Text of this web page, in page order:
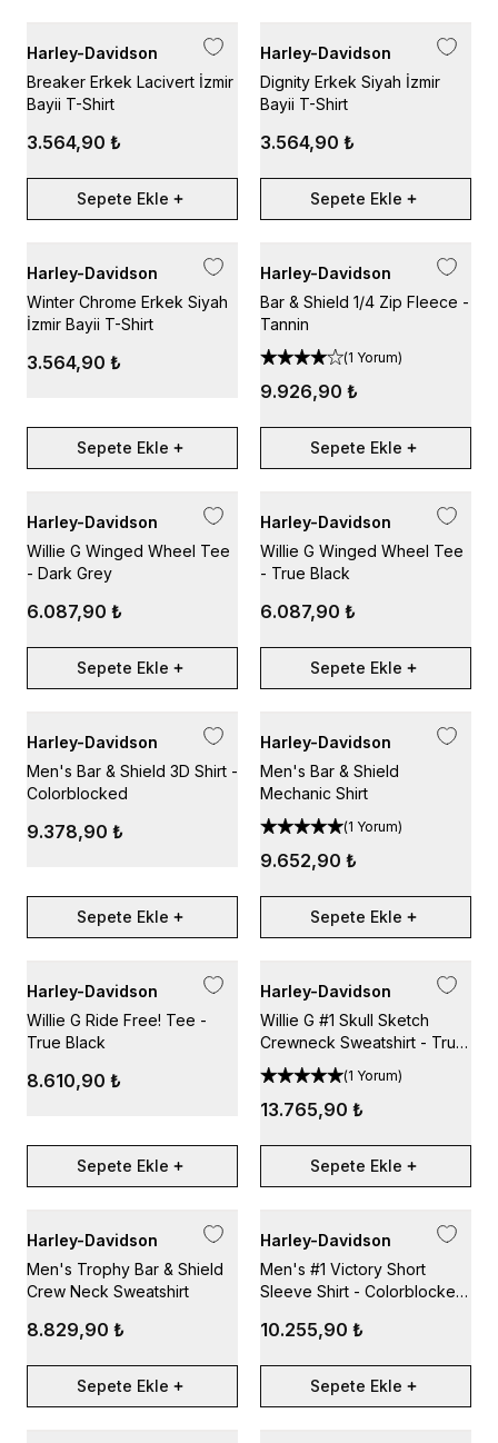
Harley-Davidson
Breaker Erkek Lacivert İzmir
Bayii T-Shirt
3.564,90 ₺
Sepete Ekle
Harley-Davidson
Dignity Erkek Siyah İzmir
Bayii T-Shirt
3.564,90 ₺
Sepete Ekle
Harley-Davidson
Winter Chrome Erkek Siyah
İzmir Bayii T-Shirt
3.564,90 ₺
Sepete Ekle
Harley-Davidson
Bar & Shield 1/4 Zip Fleece -
Tannin
(1 Yorum)
9.926,90 ₺
Sepete Ekle
Harley-Davidson
Willie G Winged Wheel Tee
- Dark Grey
6.087,90 ₺
Sepete Ekle
Harley-Davidson
Willie G Winged Wheel Tee
- True Black
6.087,90 ₺
Sepete Ekle
Harley-Davidson
Men's Bar & Shield 3D Shirt -
Colorblocked
9.378,90 ₺
Sepete Ekle
Harley-Davidson
Men's Bar & Shield
Mechanic Shirt
(1 Yorum)
9.652,90 ₺
Sepete Ekle
Harley-Davidson
Willie G Ride Free! Tee -
True Black
8.610,90 ₺
Sepete Ekle
Harley-Davidson
Willie G #1 Skull Sketch
Crewneck Sweatshirt - True
Black
(1 Yorum)
13.765,90 ₺
Sepete Ekle
Harley-Davidson
Men's Trophy Bar & Shield
Crew Neck Sweatshirt
8.829,90 ₺
Sepete Ekle
Harley-Davidson
Men's #1 Victory Short
Sleeve Shirt - Colorblocked
10.255,90 ₺
Sepete Ekle